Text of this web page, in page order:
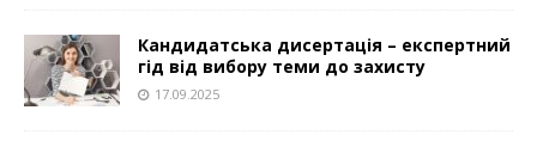
Кандидатська дисертація – експертний
гід від вибору теми до захисту
17.09.2025